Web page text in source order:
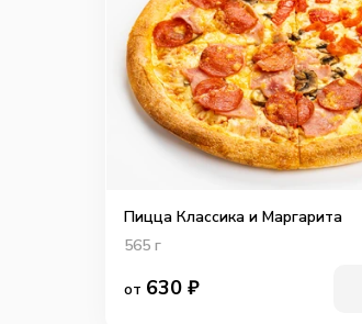
Пицца Классика и Маргарита
565 г
от 630 ₽